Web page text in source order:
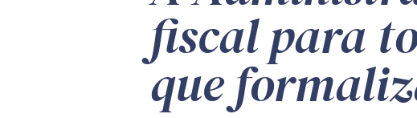
fiscal para
que